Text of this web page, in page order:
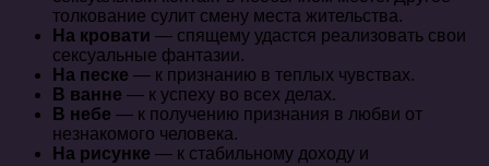
толкование сулит смену места жительства.
На кровати — спящему удастся реализовать свои
сексуальные фантазии.
На песке — к признанию в теплых чувствах.
В ванне — к успеху во всех делах.
В небе — к получению признания в любви от
незнакомого человека.
На рисунке — к стабильному доходу и